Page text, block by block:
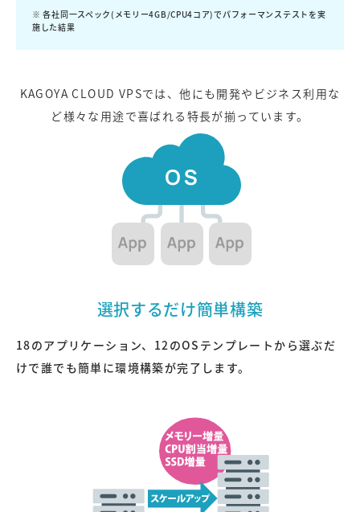
※ 各社同一スペック(メモリー4GB/CPU4コア)でパフォーマンステストを実
施した結果
KAGOYA CLOUD VPSでは、他にも開発やビジネス利用な
ど様々な用途で喜ばれる特長が揃っています。
選択するだけ簡単構築
18のアプリケーション、 12のOSテンプレート から選ぶだ
けで誰でも簡単に環境構築が完了します。
クレジットカードでのお支払い
ご利用可能なクレジットカード
デビットカードはご利用いただけません。